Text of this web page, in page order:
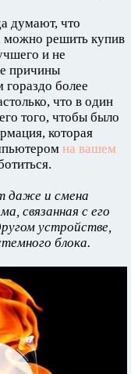
думают, что
можно решить купив
и не
причины
гораздо более
что в один
того, чтобы было
которая
на вашем
даже и смена
связанная с его
устройстве,
блока.